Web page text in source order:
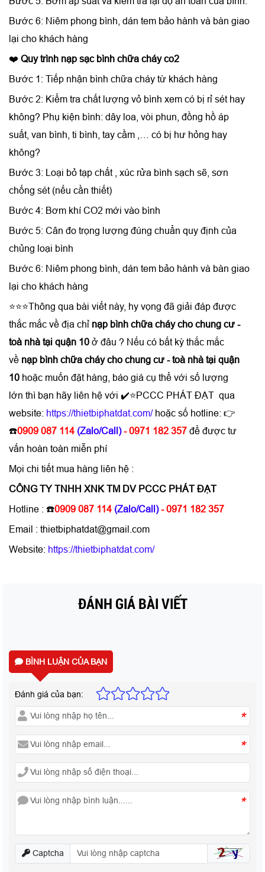
Bước 6: Niêm phong bình, dán tem bảo hành và bàn giao
lại cho khách hàng
❤️ Quy trình nạp sạc bình chữa cháy co2
Bước 1: Tiếp nhận bình chữa cháy từ khách hàng
Bước 2: Kiểm tra chất lượng vỏ bình xem có bị rỉ sét hay
không? Phụ kiện bình: dây loa, vòi phun, đồng hồ áp
suất, van bình, ti bình, tay cầm ,… có bị hư hỏng hay
không?
Bước 3: Loại bỏ tạp chất , xúc rửa bình sạch sẽ, sơn
chống sét (nếu cần thiết)
Bước 4: Bơm khí CO2 mới vào bình
Bước 5: Cân đo trọng lượng đúng chuẩn quy định của
chủng loại bình
Bước 6: Niêm phong bình, dán tem bảo hành và bàn giao
lại cho khách hàng
⭐⭐⭐Thông qua bài viết này, hy vọng đã giải đáp được
thắc mắc về địa chỉ nạp bình chữa cháy cho chung cư -
toà nhà tại quận 10 ở đâu ? Nếu có bất kỳ thắc mắc
về nạp bình chữa cháy cho chung cư - toà nhà tại quận
10 hoặc muốn đặt hàng, báo giá cụ thể với số lượng
lớn thì bạn hãy liên hệ với ✔️⭐PCCC PHÁT ĐẠT qua
website: https://thietbiphatdat.com/hoặc số hotline: 👉
☎️0909 087 114 (Zalo/Call) - 0971 182 357 để được tư
vấn hoàn toàn miễn phí
Mọi chi tiết mua hàng liên hệ :
CÔNG TY TNHH XNK TM DV PCCC PHÁT ĐẠT
Hotline : ☎️0909 087 114 (Zalo/Call) - 0971 182 357
Email : thietbiphatdat@gmail.com
Website: https://thietbiphatdat.com/
ĐÁNH GIÁ BÀI VIẾT
BÌNH LUẬN CỦA BẠN
Đánh giá của bạn:
*
*
*
Captcha